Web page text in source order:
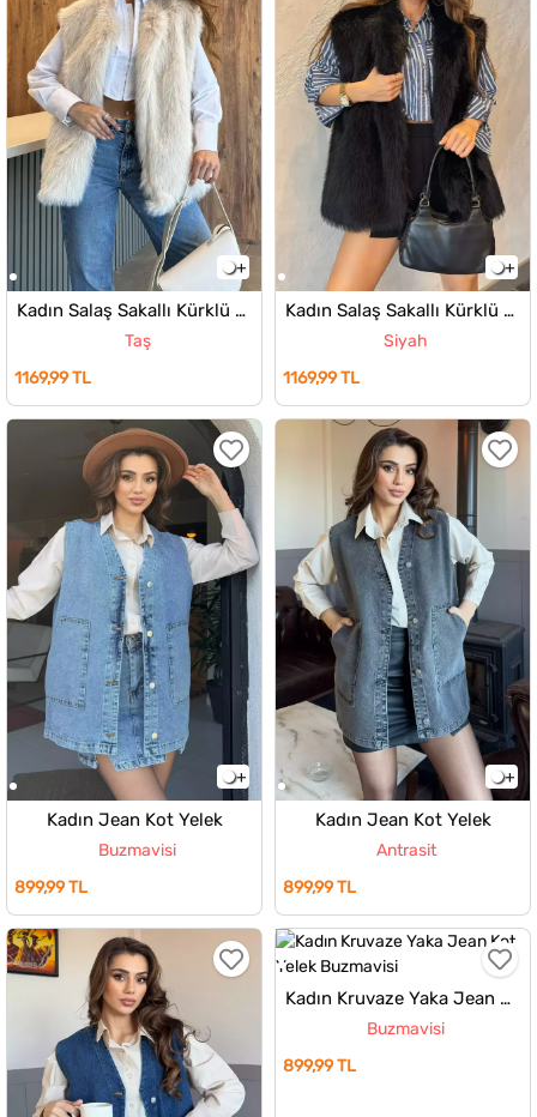
Kadın Salaş Sakallı Kürklü Astarlı Yelek
Taş
1169,99 TL
Kadın Salaş Sakallı Kürklü Astarlı Yelek
Siyah
1169,99 TL
Kadın Jean Kot Yelek
Buzmavisi
899,99 TL
Kadın Jean Kot Yelek
Antrasit
899,99 TL
Kadın Kruvaze Yaka Jean Kot Yelek
Buzmavisi
899,99 TL